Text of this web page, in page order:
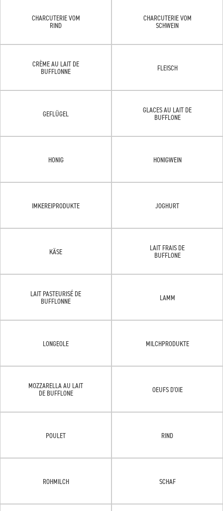
CHARCUTERIE VOM
RIND
CHARCUTERIE VOM
SCHWEIN
CRÈME AU LAIT DE
BUFFLONNE
FLEISCH
GEFLÜGEL
GLACES AU LAIT DE
BUFFLONE
HONIG HONIGWEIN
IMKEREIPRODUKTE JOGHURT
KÄSE
LAIT FRAIS DE
BUFFLONE
LAIT PASTEURISÉ DE
BUFFLONNE
LAMM
LONGEOLE MILCHPRODUKTE
MOZZARELLA AU LAIT
DE BUFFLONE
OEUFS D'OIE
POULET RIND
ROHMILCH SCHAF